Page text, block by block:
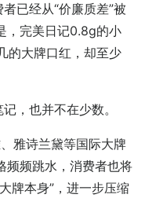
已经从“价廉质差”被
，完美日记0.8g的小
的大牌口红，却至少
，也并不在少数。
雅诗兰黛等国际大牌
频频跳水，消费者也将
牌本身”，进一步压缩